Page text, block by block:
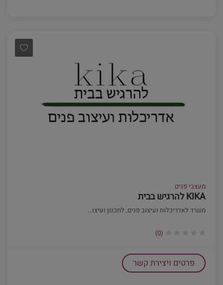
מעצבי פנים
KIKA להרגיש בבית
משרד לאדריכלות ועיצוב פנים, לתכנון ועיצו...
(0)
פרטים ויצירת קשר